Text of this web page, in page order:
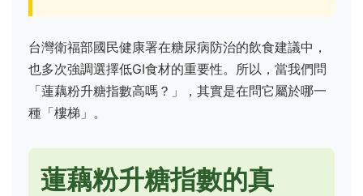
台灣衛福部國民健康署在糖尿病防治的飲食建議中，
也多次強調選擇低GI食材的重要性。所以，當我們問
「蓮藕粉升糖指數高嗎？」，其實是在問它屬於哪一
種「樓梯」。
蓮藕粉升糖指數的真